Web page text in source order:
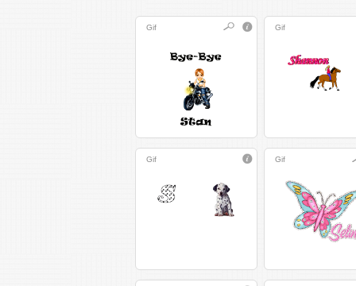
Gif Gif
Gif Gif